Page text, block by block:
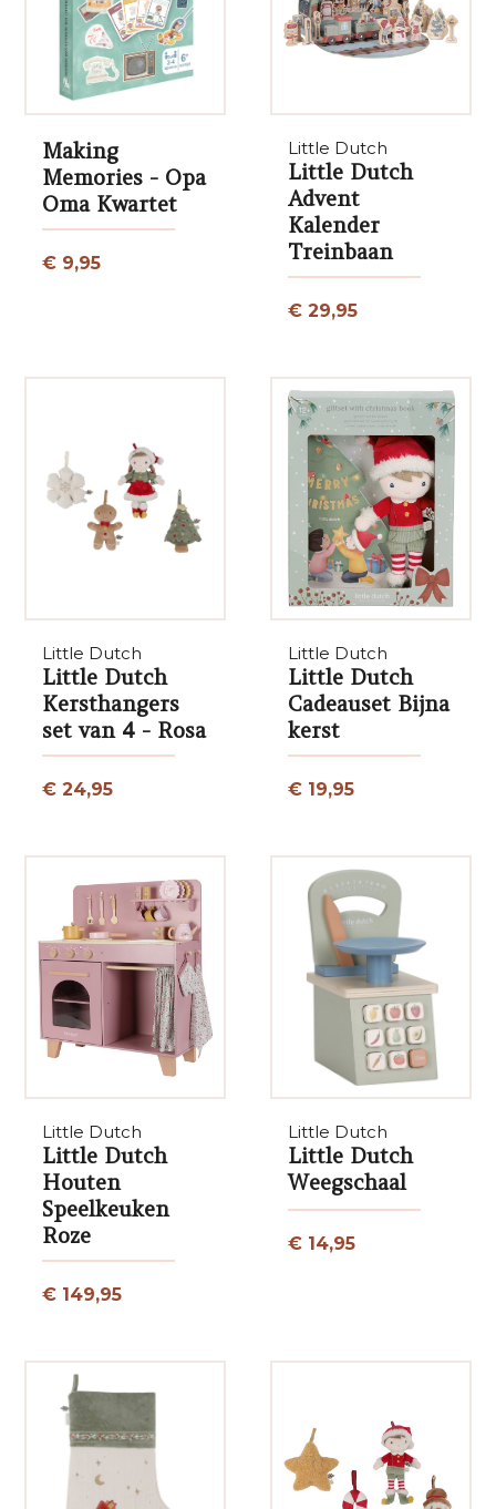
Making
Memories - Opa
Oma Kwartet
€ 9,95
Little Dutch
Little Dutch
Advent
Kalender
Treinbaan
€ 29,95
Little Dutch
Little Dutch
Kersthangers
set van 4 - Rosa
€ 24,95
Little Dutch
Little Dutch
Cadeauset Bijna
kerst
€ 19,95
Little Dutch
Little Dutch
Houten
Speelkeuken
Roze
€ 149,95
Little Dutch
Little Dutch
Weegschaal
€ 14,95